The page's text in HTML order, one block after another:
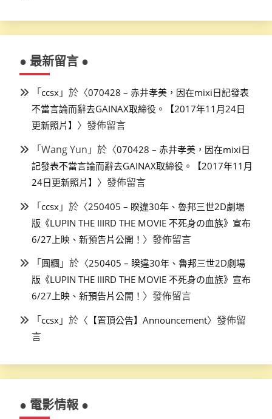
● 最新留言 ●
「ccsx 」於〈070428 – 赤井孝美，因在mixi日記發表
不當言論而辭去GAINAX取締役。【2017年11月24日
更新照片】 〉發佈留言
「Wang Yun 」於〈070428 – 赤井孝美，因在mixi日
記發表不當言論而辭去GAINAX取締役。【2017年11月
24日更新照片】 〉發佈留言
「ccsx 」於〈250405 – 睽違30年、魯邦三世2D劇場
版《LUPIN THE IIIRD THE MOVIE 不死身の血族》宣布
6/27上映、新預告片公開！ 〉發佈留言
「圓糰 」於〈250405 – 睽違30年、魯邦三世2D劇場
版《LUPIN THE IIIRD THE MOVIE 不死身の血族》宣布
6/27上映、新預告片公開！ 〉發佈留言
「ccsx 」於〈 【置頂公告】Announcement〉發佈留
言
● 電影情報 ●